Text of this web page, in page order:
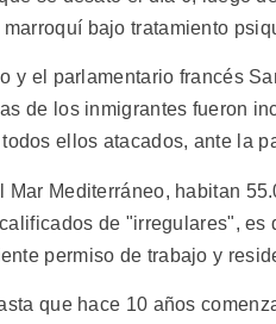
bajo tratamiento
y el parlamentario francés
de los inmigrantes fueron
ellos atacados, ante la
Mediterráneo, habitan
de "irregulares", es
permiso de trabajo y
que hace 10 años